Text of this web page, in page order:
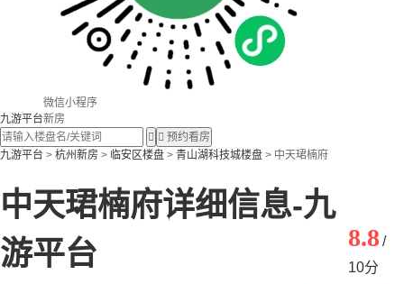
微信小程序
九游平台新房
  预约看房
九游平台 > 杭州新房 > 临安区楼盘 > 青山湖科技城楼盘 > 中天珺楠府
中天珺楠府详细信息-九
游平台
8.8 /
10分